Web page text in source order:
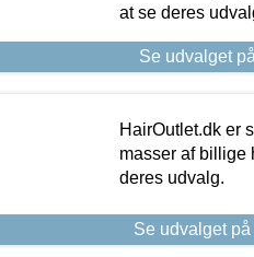
at se deres
Se udvalget
HairOutlet.dk er
masser af billige
deres udvalg.
Se udvalget